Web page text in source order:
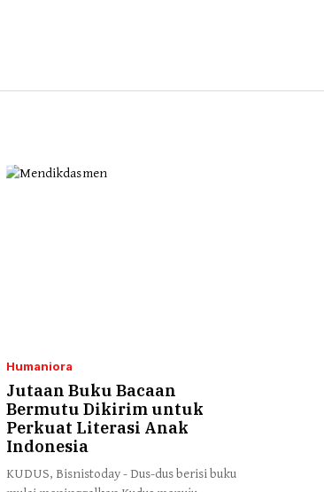
Humaniora
Jutaan Buku Bacaan
Bermutu Dikirim untuk
Perkuat Literasi Anak
Indonesia
KUDUS, Bisnistoday - Dus-dus berisi buku